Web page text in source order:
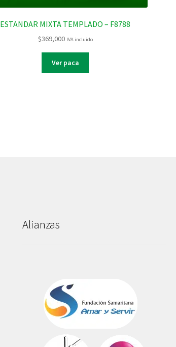
ESTANDAR MIXTA TEMPLADO – F8788
$369,000 IVA incluido
Ver paca
Alianzas